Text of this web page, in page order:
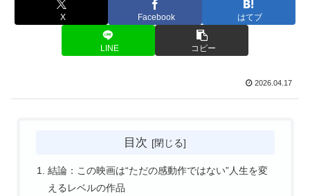
X Facebook はてブ
LINE コピー
2026.04.17
目次
結論：この映画は“ただの感動作ではない”人生を変
えるレベルの作品